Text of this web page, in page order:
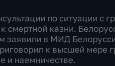
по ситуации с
смертной казни.
заявили в МИД
к высшей мере
и наемничестве.